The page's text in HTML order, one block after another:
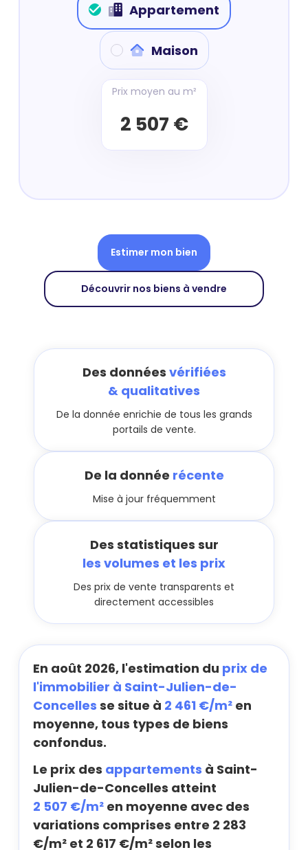
Appartement
Maison
Prix moyen au m²
2 507 €
Estimer mon bien
Découvrir nos biens à vendre
Des données vérifiées
& qualitatives
De la donnée enrichie de tous les grands
portails de vente.
De la donnée récente
Mise à jour fréquemment
Des statistiques sur
les volumes et les prix
Des prix de vente transparents et
directement accessibles
En août 2026, l'estimation du prix de
l'immobilier à Saint-Julien-de-
Concelles se situe à 2 461 €/m² en
moyenne, tous types de biens
confondus.
Le prix des appartements à Saint-
Julien-de-Concelles atteint
2 507 €/m² en moyenne avec des
variations comprises entre 2 283
€/m² et 2 617 €/m² selon les